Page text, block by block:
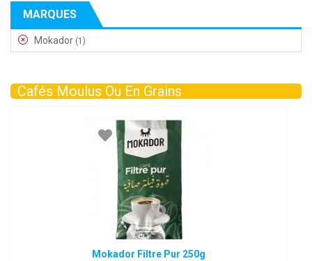
MARQUES
Mokador (1)
Cafés Moulus Ou En Grains
Mokador Filtre Pur 250g